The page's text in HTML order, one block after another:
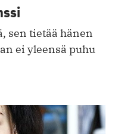
sen tietää hänen
ei yleensä puhu